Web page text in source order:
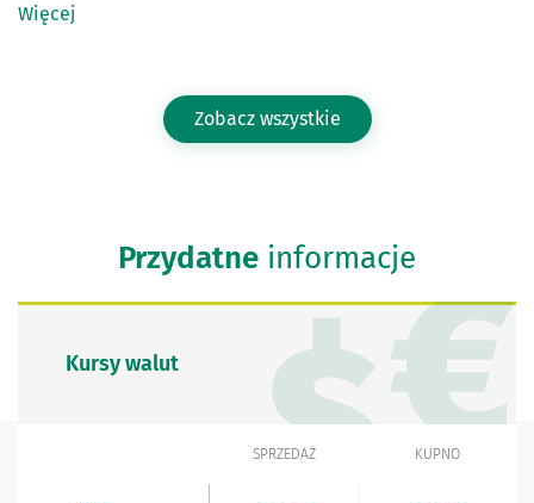
Więcej
Zobacz wszystkie
Przydatne informacje
Kursy walut
SPRZEDAŻ KUPNO